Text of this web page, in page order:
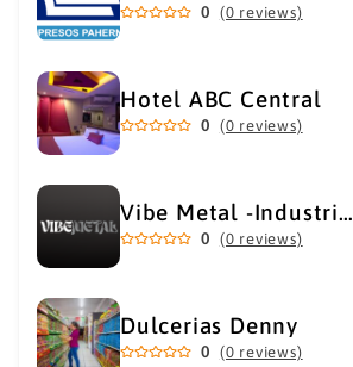
0 (0 reviews)
Hotel ABC Central
0 (0 reviews)
Vibe Metal -Industrial Metal Supply
0 (0 reviews)
Dulcerias Denny
0 (0 reviews)